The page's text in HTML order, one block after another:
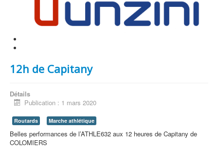
12h de Capitany
Détails
Publication : 1 mars 2020
Routards Marche athlétique
Belles performances de l’ATHLE632 aux 12 heures de Capitany de
COLOMIERS